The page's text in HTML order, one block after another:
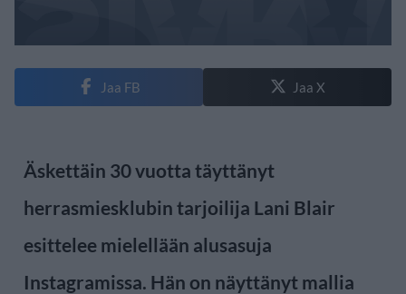
Jaa FB Jaa X
Äskettäin 30 vuotta täyttänyt
herrasmiesklubin tarjoilija Lani Blair
esittelee mielellään alusasuja
Instagramissa. Hän on näyttänyt mallia